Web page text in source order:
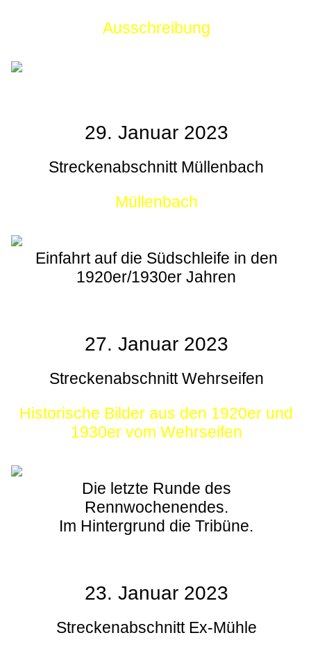
Ausschreibung
29. Januar 2023
Streckenabschnitt Müllenbach
Müllenbach
Einfahrt auf die Südschleife in den
1920er/1930er Jahren
27. Januar 2023
Streckenabschnitt Wehrseifen
Historische Bilder aus den 1920er und
1930er vom Wehrseifen
Die letzte Runde des
Rennwochenendes.
Im Hintergrund die Tribüne.
23. Januar 2023
Streckenabschnitt Ex-Mühle